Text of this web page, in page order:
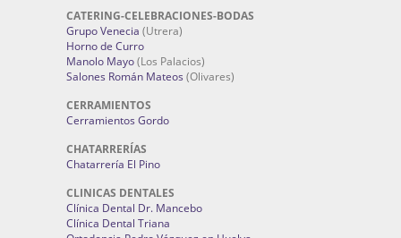
CATERING-CELEBRACIONES-BODAS
Grupo Venecia (Utrera)
Horno de Curro
Manolo Mayo(Los Palacios)
Salones Román Mateos (Olivares)
CERRAMIENTOS
Cerramientos Gordo
CHATARRERÍAS
Chatarrería El Pino
CLINICAS DENTALES
Clínica Dental Dr. Mancebo
Clínica Dental Triana